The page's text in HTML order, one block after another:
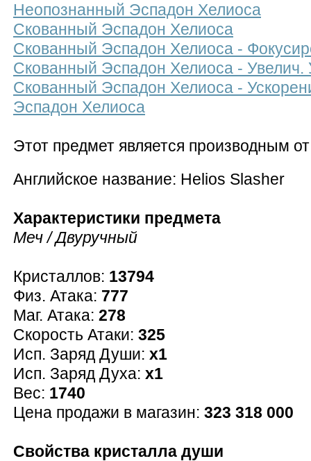
Неопознанный Эспадон Хелиоса
Скованный Эспадон Хелиоса
Скованный Эспадон Хелиоса -
Скованный Эспадон Хелиоса - Увелич.
Скованный Эспадон Хелиоса -
Эспадон Хелиоса
Этот предмет является производным
Английское название: Helios Slasher
Характеристики предмета
Меч / Двуручный
Кристаллов: 13794
Физ. Атака: 777
Маг. Атака: 278
Скорость Атаки: 325
Исп. Заряд Души: x1
Исп. Заряд Духа: x1
Вес: 1740
Цена продажи в магазин: 323 318 000
Свойства кристалла души